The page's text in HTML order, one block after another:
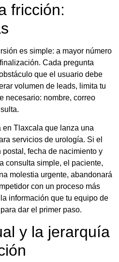
fricción:
es simple: a mayor número
Cada pregunta
que el usuario debe
volumen de leads, limita tu
necesario: nombre, correo
en Tlaxcala que lanza una
servicios de urología. Si el
fecha de nacimiento y
consulta simple, el paciente,
molestia urgente, abandonará
con un proceso más
información que tu equipo de
dar el primer paso.
y la jerarquía